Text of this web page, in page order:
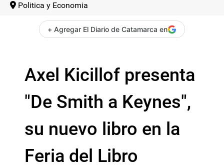
Politica y Economia
+ Agregar El Diario de Catamarca en
Axel Kicillof presenta
"De Smith a Keynes",
su nuevo libro en la
Feria del Libro